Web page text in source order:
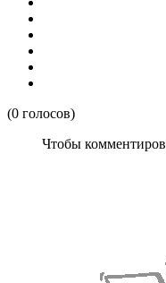
(0 голосов)
Чтобы